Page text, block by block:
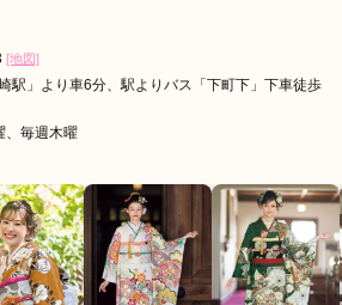
[地図]
駅」より車6分、駅よりバス「下町下」下車徒歩
、毎週木曜